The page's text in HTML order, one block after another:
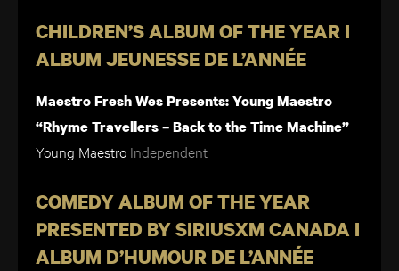
CHILDREN’S ALBUM OF THE YEAR I
ALBUM JEUNESSE DE L’ANNÉE
Maestro Fresh Wes Presents: Young Maestro
“Rhyme Travellers – Back to the Time Machine”
Young Maestro Independent
COMEDY ALBUM OF THE YEAR
PRESENTED BY SIRIUSXM CANADA I
ALBUM D’HUMOUR DE L’ANNÉE